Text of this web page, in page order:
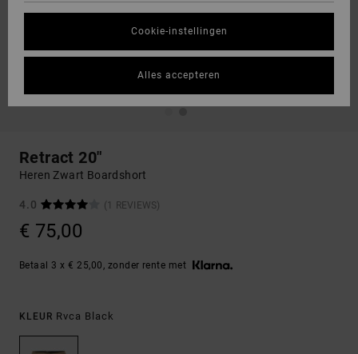
Retract 20"
Heren Zwart Boardshort
4.0 (1 REVIEWS)
€ 75,00
Betaal 3 x € 25,00, zonder rente met
KLEUR Rvca Black
Cookie-instellingen
Alles accepteren